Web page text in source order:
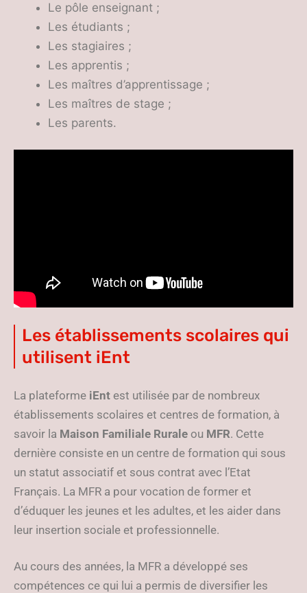
Le pôle enseignant ;
Les étudiants ;
Les stagiaires ;
Les apprentis ;
Les maîtres d’apprentissage ;
Les maîtres de stage ;
Les parents.
Les établissements scolaires qui
utilisent iEnt
La plateforme iEnt est utilisée par de nombreux
établissements scolaires et centres de formation, à
savoir la Maison Familiale Rurale ou MFR. Cette
dernière consiste en un centre de formation qui sous
un statut associatif et sous contrat avec l’Etat
Français. La MFR a pour vocation de former et
d’éduquer les jeunes et les adultes, et les aider dans
leur insertion sociale et professionnelle.
Au cours des années, la MFR a développé ses
compétences ce qui lui a permis de diversifier les